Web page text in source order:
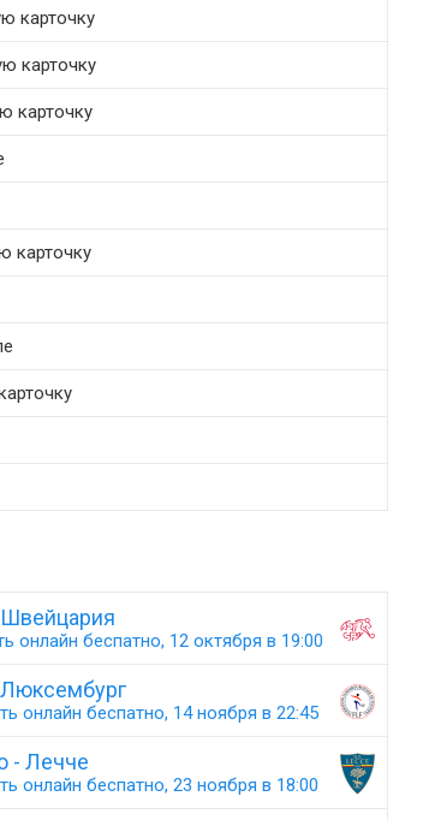
карточку
карточку
карточку
карточку
онлайн беспатно, 12 октября в 19:00
онлайн беспатно, 14 ноября в 22:45
- Лечче
онлайн беспатно, 23 ноября в 18:00